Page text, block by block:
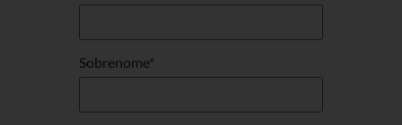
Sobrenome*